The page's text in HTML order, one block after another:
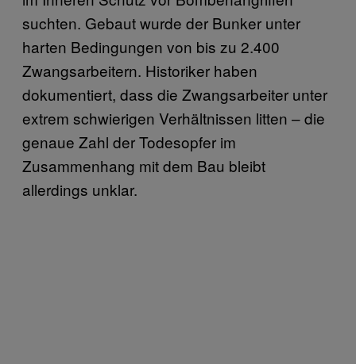
suchten. Gebaut wurde der Bunker unter
harten Bedingungen von bis zu 2.400
Zwangsarbeitern. Historiker haben
dokumentiert, dass die Zwangsarbeiter unter
extrem schwierigen Verhältnissen litten – die
genaue Zahl der Todesopfer im
Zusammenhang mit dem Bau bleibt
allerdings unklar.